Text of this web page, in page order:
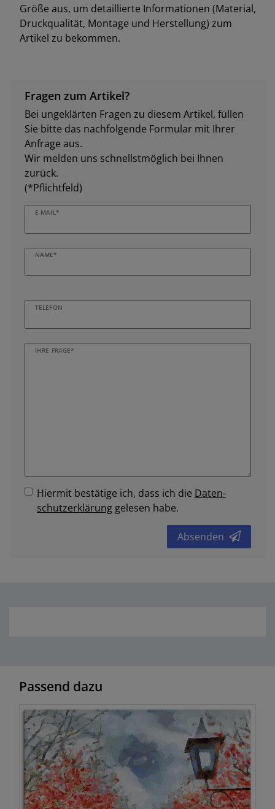
Größe aus, um detaillierte Informationen (Material,
Druckqualität, Montage und Herstellung) zum
Artikel zu bekommen.
Fragen zum Artikel?
Bei ungeklärten Fragen zu diesem Artikel, füllen
Sie bitte das nachfolgende Formular mit Ihrer
Anfrage aus.
Wir melden uns schnellstmöglich bei Ihnen
zurück.
(*Pflichtfeld)
E-MAIL*
NAME*
TELEFON
IHRE FRAGE*
Hiermit bestätige ich, dass ich die Daten­
schutz­erklärung gelesen habe.
Absenden
Passend dazu